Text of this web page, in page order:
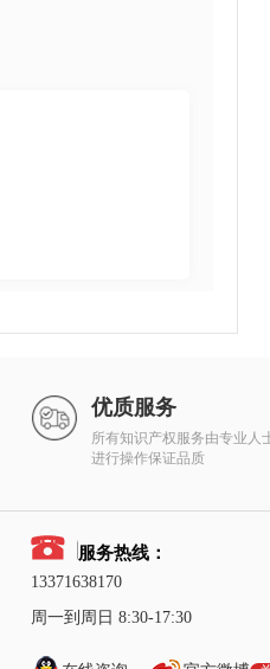
优质服务
所有知识产权服务由专业人
进行操作保证品质
服务热线：
13371638170
周一到周日 8:30-17:30